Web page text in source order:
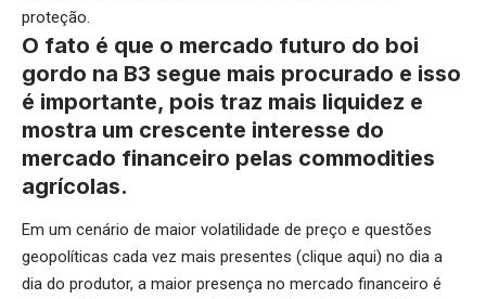
proteção.
O fato é que o mercado futuro do boi
gordo na B3 segue mais procurado e isso
é importante, pois traz mais liquidez e
mostra um crescente interesse do
mercado financeiro pelas commodities
agrícolas.
Em um cenário de maior volatilidade de preço e questões
geopolíticas cada vez mais presentes (clique aqui) no dia a
dia do produtor, a maior presença no mercado financeiro é